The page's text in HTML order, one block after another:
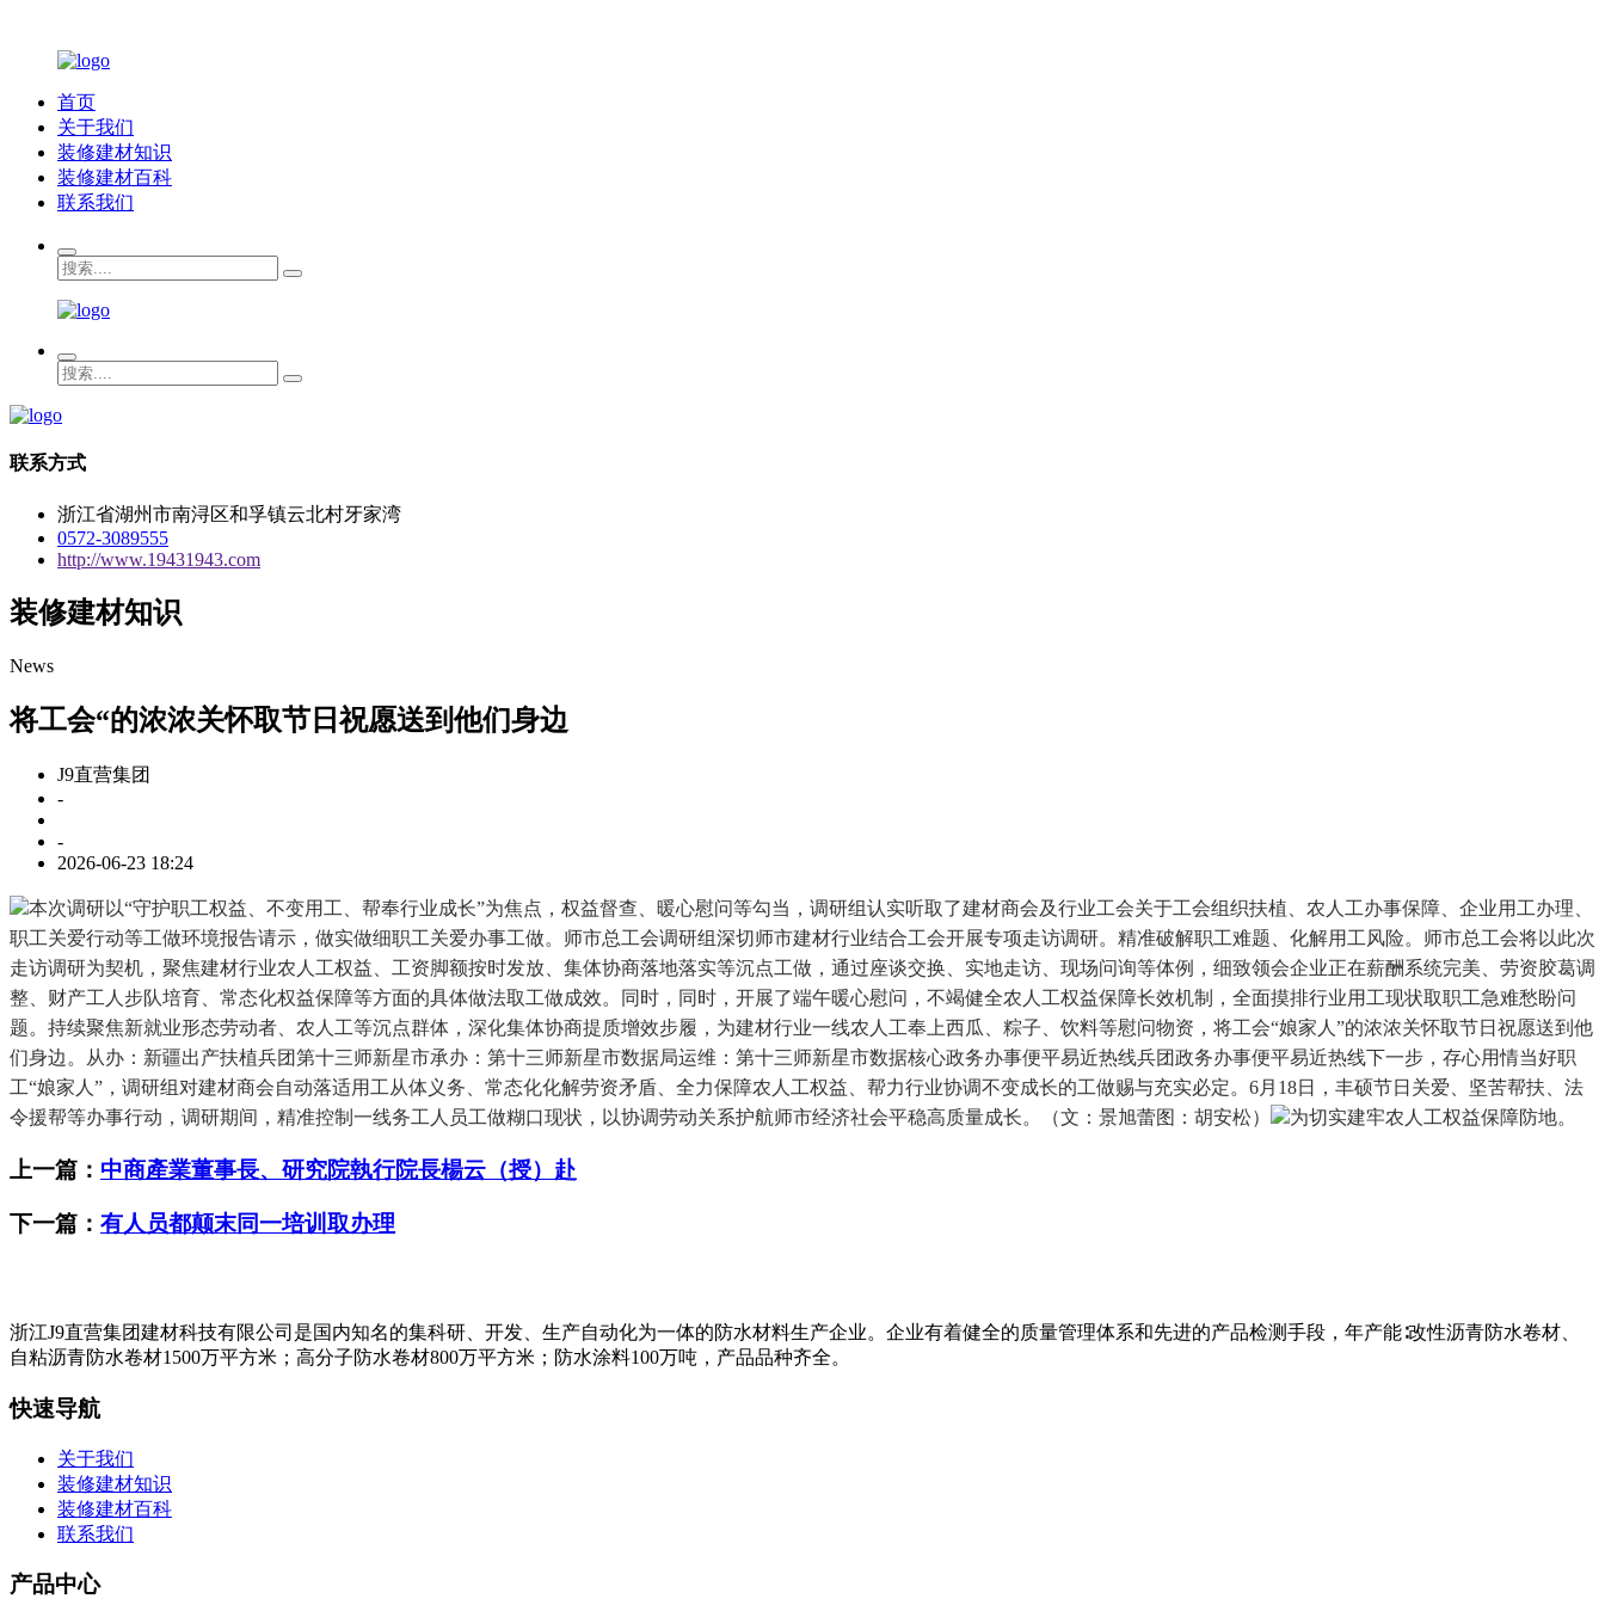
首页
关于我们
装修建材知识
装修建材百科
联系我们
联系方式
浙江省湖州市南浔区和孚镇云北村牙家湾
0572-3089555
http://www.19431943.com
装修建材知识
News
将工会“的浓浓关怀取节日祝愿送到他们身边
J9直营集团
-
-
2026-06-23 18:24
本次调研以“守护职工权益、不变用工、帮奉行业成长”为焦点，权益督查、暖心慰问等勾当，调研组认实听取了建材商会及行业工会关于工会组织扶植、农人工办事保障、企业用工办理、
职工关爱行动等工做环境报告请示，做实做细职工关爱办事工做。师市总工会调研组深切师市建材行业结合工会开展专项走访调研。精准破解职工难题、化解用工风险。师市总工会将以此次
走访调研为契机，聚焦建材行业农人工权益、工资脚额按时发放、集体协商落地落实等沉点工做，通过座谈交换、实地走访、现场问询等体例，细致领会企业正在薪酬系统完美、劳资胶葛调
整、财产工人步队培育、常态化权益保障等方面的具体做法取工做成效。同时，同时，开展了端午暖心慰问，不竭健全农人工权益保障长效机制，全面摸排行业用工现状取职工急难愁盼问
题。持续聚焦新就业形态劳动者、农人工等沉点群体，深化集体协商提质增效步履，为建材行业一线农人工奉上西瓜、粽子、饮料等慰问物资，将工会“娘家人”的浓浓关怀取节日祝愿送到他
们身边。从办：新疆出产扶植兵团第十三师新星市承办：第十三师新星市数据局运维：第十三师新星市数据核心政务办事便平易近热线兵团政务办事便平易近热线下一步，存心用情当好职
工“娘家人”，调研组对建材商会自动落适用工从体义务、常态化化解劳资矛盾、全力保障农人工权益、帮力行业协调不变成长的工做赐与充实必定。6月18日，丰硕节日关爱、坚苦帮扶、法
令援帮等办事行动，调研期间，精准控制一线务工人员工做糊口现状，以协调劳动关系护航师市经济社会平稳高质量成长。（文：景旭蕾图：胡安松）
为切实建牢农人工权益保障防地。
上一篇： 中商產業董事長、研究院執行院長楊云（授）赴
下一篇： 有人员都颠末同一培训取办理
浙江J9直营集团建材科技有限公司是国内知名的集科研、开发、生产自动化为一体的防水材料生产企业。企业有着健全的质量管理体系和先进的产品检测手段，年产能∶改性沥青防水卷材、
自粘沥青防水卷材1500万平方米；高分子防水卷材800万平方米；防水涂料100万吨，产品品种齐全。
快速导航
关于我们
装修建材知识
装修建材百科
联系我们
产品中心